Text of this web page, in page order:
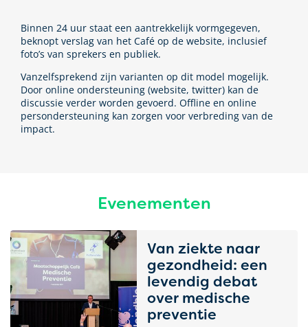
Binnen 24 uur staat een aantrekkelijk vormgegeven,
beknopt verslag van het Café op de website, inclusief
foto’s van sprekers en publiek.
Vanzelfsprekend zijn varianten op dit model mogelijk.
Door online ondersteuning (website, twitter) kan de
discussie verder worden gevoerd. Offline en online
persondersteuning kan zorgen voor verbreding van de
impact.
Evenementen
Van ziekte naar
gezondheid: een
levendig debat
over medische
preventie